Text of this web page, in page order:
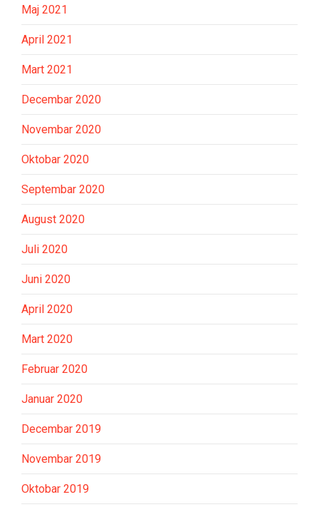
Maj 2021
April 2021
Mart 2021
Decembar 2020
Novembar 2020
Oktobar 2020
Septembar 2020
August 2020
Juli 2020
Juni 2020
April 2020
Mart 2020
Februar 2020
Januar 2020
Decembar 2019
Novembar 2019
Oktobar 2019